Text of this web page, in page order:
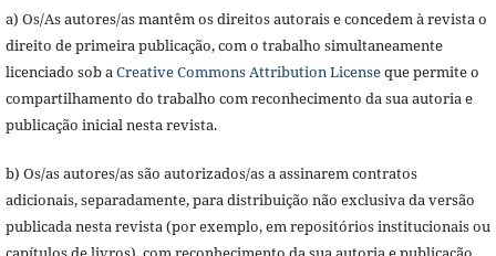
a) Os/As autores/as mantêm os direitos autorais e concedem à revista o
direito de primeira publicação, com o trabalho simultaneamente
licenciado sob aCreative Commons Attribution Licenseque permite o
compartilhamento do trabalho com reconhecimento da sua autoria e
publicação inicial nesta revista.
b) Os/as autores/as são autorizados/as a assinarem contratos
adicionais, separadamente, para distribuição não exclusiva da versão
publicada nesta revista (por exemplo, em repositórios institucionais ou